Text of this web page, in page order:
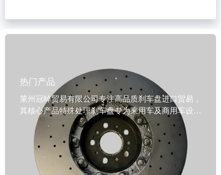
热门产品
莱州冠晫贸易有限公司专注高品质刹车盘进口贸易，
其核心产品特殊处理刹车盘专为乘用车及商用车设
计，采用高强度灰铸铁材料（如GG20、G3000），
经先进热处理工艺提升耐磨性与制动稳定性，确保在
重载工况下依然可靠运行。产品通过VCA COP审核
与EMARK认证，符合IATF TS16949国际质量标准，
具备动态平衡检测、精准定位孔及多重防锈处理（油